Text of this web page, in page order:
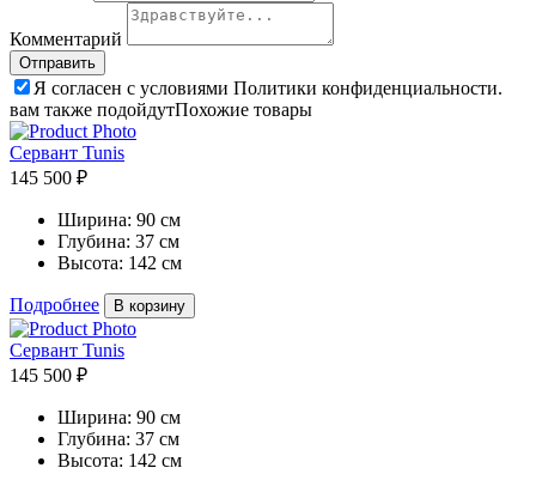
Комментарий
Я согласен с условиями Политики конфиденциальности.
вам также подойдутПохожие товары
Сервант Tunis
145 500 ₽
Ширина: 90 см
Глубина: 37 см
Высота: 142 см
Подробнее В корзину
Сервант Tunis
145 500 ₽
Ширина: 90 см
Глубина: 37 см
Высота: 142 см